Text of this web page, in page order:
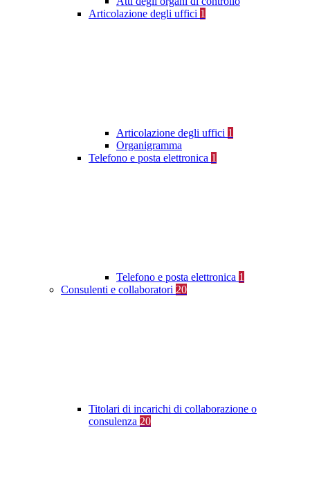
Articolazione degli uffici 1
Articolazione degli uffici 1
Organigramma
Telefono e posta elettronica 1
Telefono e posta elettronica 1
Consulenti e collaboratori 20
Titolari di incarichi di collaborazione o
consulenza 20